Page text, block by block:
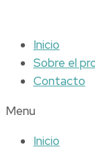
Inicio
Sobre el
Contacto
Menu
Inicio